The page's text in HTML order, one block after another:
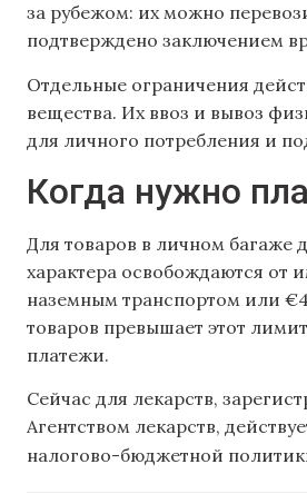
за рубежом: их можно
подтверждено заключением
Отдельные ограничения
вещества. Их ввоз и вывоз
для личного потребления и
Когда нужно
Для товаров в личном
характера освобождаются от
наземным транспортом или
товаров превышает этот
платежи.
Сейчас для лекарств,
Агентством лекарств,
налогово-бюджетной